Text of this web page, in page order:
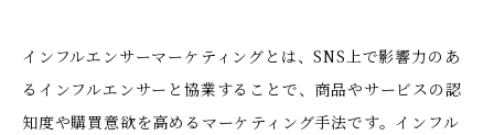
インフルエンサーマーケティングとは、SNS上で影響力のあ
るインフルエンサーと協業することで、商品やサービスの認
知度や購買意欲を高めるマーケティング手法です。インフル